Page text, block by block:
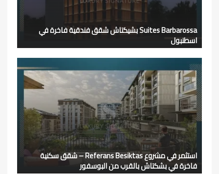
Suites Barbarossa بشيكتاش شقق فندقية فاخرة في
اسطنبول
استثمر في مشروع Referans Besiktas – شقق سكنية
فاخرة في بشكتاش بالقرب من البوسفور